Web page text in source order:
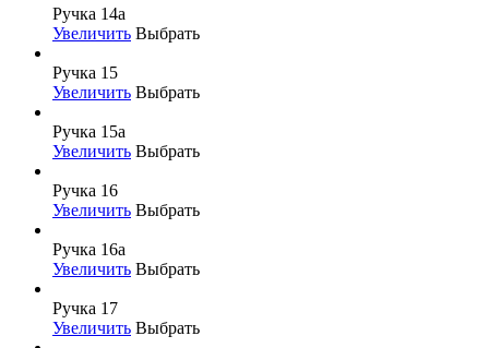
Ручка 14а
Увеличить Выбрать
Ручка 15
Увеличить Выбрать
Ручка 15а
Увеличить Выбрать
Ручка 16
Увеличить Выбрать
Ручка 16а
Увеличить Выбрать
Ручка 17
Увеличить Выбрать